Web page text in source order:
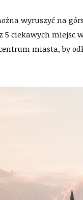
wyruszyć na
5 ciekawych miejsc
miasta, by